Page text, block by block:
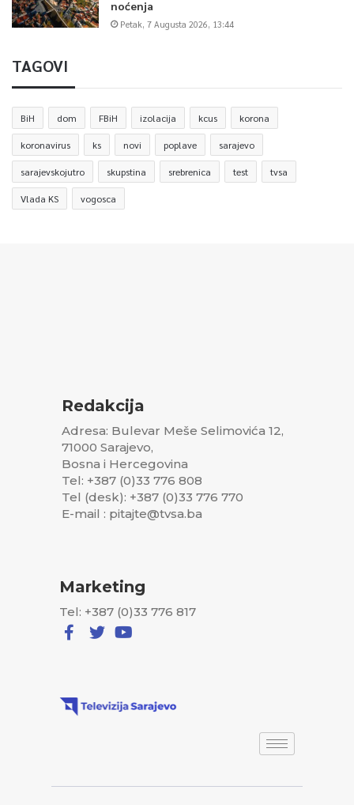
noćenja
Petak, 7 Augusta 2026, 13:44
TAGOVI
BiH dom FBiH izolacija kcus korona
koronavirus ks novi poplave sarajevo
sarajevskojutro skupstina srebrenica test tvsa
Vlada KS vogosca
Redakcija
Adresa: Bulevar Meše Selimovića 12,
71000 Sarajevo,
Bosna i Hercegovina
Tel: +387 (0)33 776 808
Tel (desk): +387 (0)33 776 770
E-mail : pitajte@tvsa.ba
Marketing
Tel: +387 (0)33 776 817